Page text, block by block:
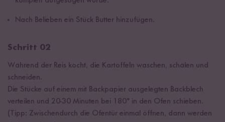
Nach Belieben ein Stück Butter hinzufügen.
Schritt 02
Während der Reis kocht, die Kartoffeln waschen, schälen und
schneiden.
Die Stücke auf einem mit Backpapier ausgelegten Backblech
verteilen und 20-30 Minuten bei 180° in den Ofen schieben.
(Tipp: Zwischendurch die Ofentür einmal öffnen, dann werden